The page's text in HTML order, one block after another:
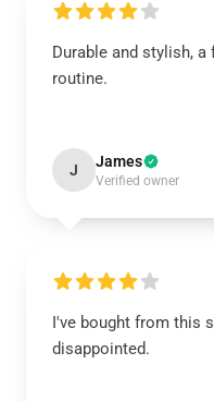
Durable and stylish,
routine.
J James
Verified owner
I've bought from this
disappointed.